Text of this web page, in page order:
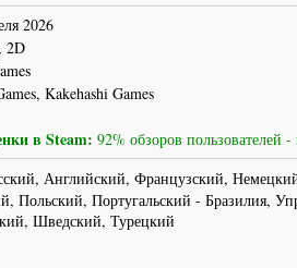
2026
2D
Kakehashi Games
в Steam: 92% обзоров пользователей
Английский, Французский,
Польский, Португальский - Бразилия,
Шведский, Турецкий